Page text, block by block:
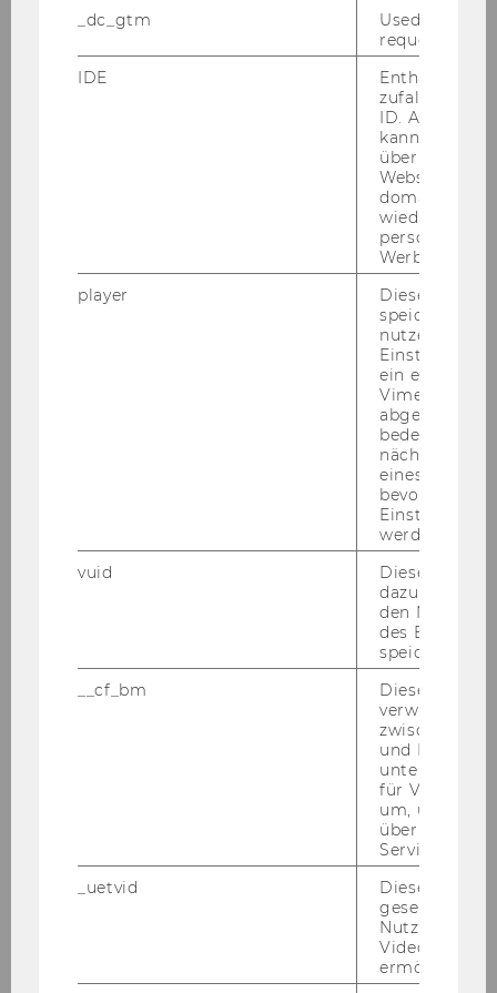
Dep./Institut/Abteilung/ DLE
Finance, Accounting & Statitics
_dc_gtm
Used to
request rate.
IDE
Enthält eine
ID. Anhand
kann Google
über
Websites
Werbung
player
Dieses Cookie
speichert
ein
Vimeo-Video
abgespielt
bedeutet,
nächsten
eines Vimeo-
bevorzugten
werden.
vuid
Dieser
dazu
den
des
speichern.
__cf_bm
Dieses
verwendet,
zwischen
und Bots zu
für Vimeo
um, um
über die
Service zu
_uetvid
Dieses
gesetzt, um
Nutzung des
Videoplayers
ermöglichen